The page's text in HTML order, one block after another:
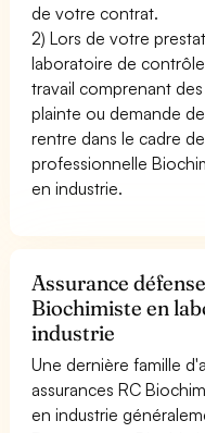
de votre contrat.
2) Lors de votre
laboratoire de
travail comprenant
plainte ou demande
rentre dans le cadre
professionnelle
en industrie.
Assurance
Biochimiste en
industrie
Une dernière famille
assurances RC
en industrie